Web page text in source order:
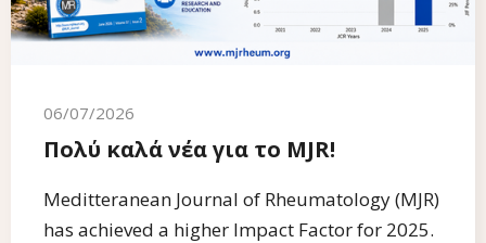
06/07/2026
Πολύ καλά νέα για το MJR!
Meditteranean Journal of Rheumatology (MJR)
has achieved a higher Impact Factor for 2025.